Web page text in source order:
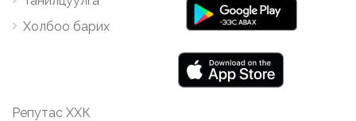
Холбоо барих
Репутас ХХК